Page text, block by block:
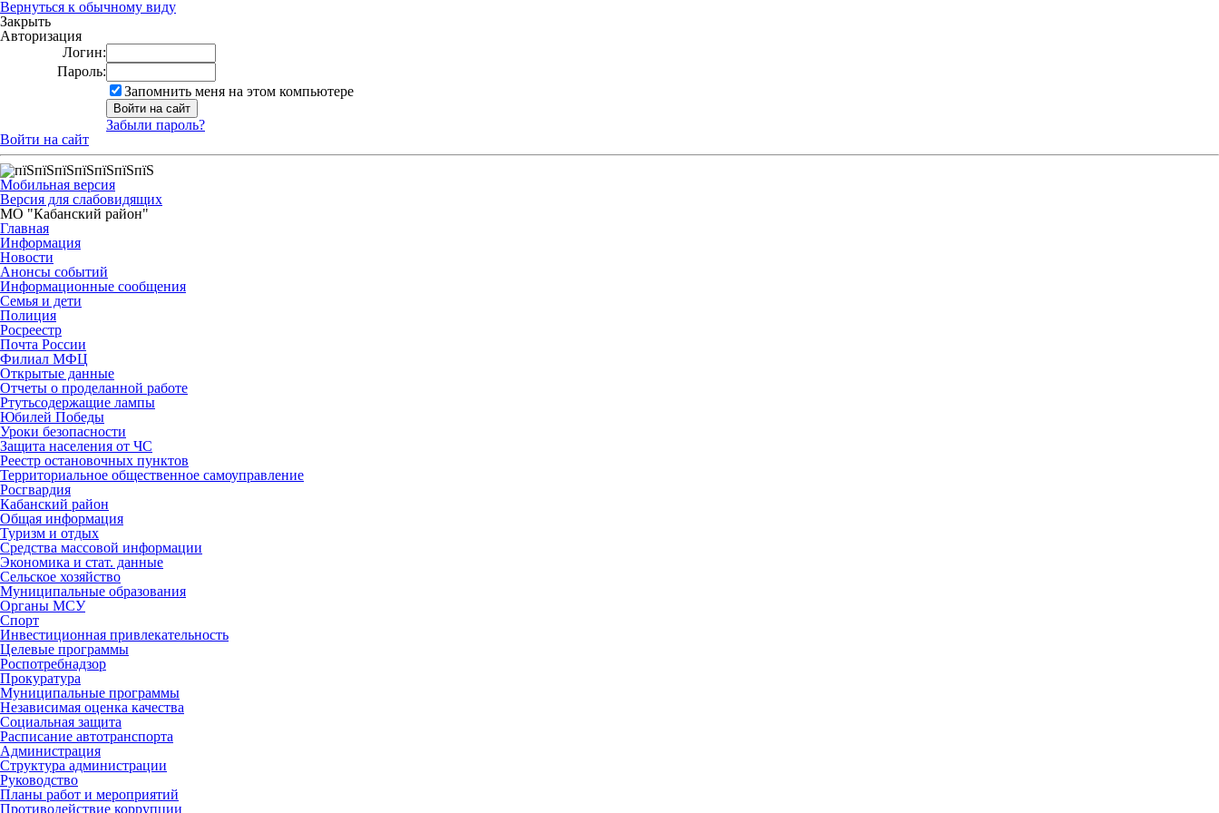
Вернуться к обычному виду
Закрыть
Авторизация
Логин:
Пароль:
Запомнить меня на этом компьютере
Забыли пароль?
Войти на сайт
Мобильная версия
Версия для слабовидящих
МО "Кабанский район"
Главная
Информация
Новости
Анонсы событий
Информационные сообщения
Семья и дети
Полиция
Росреестр
Почта России
Филиал МФЦ
Открытые данные
Отчеты о проделанной работе
Ртутьсодержащие лампы
Юбилей Победы
Уроки безопасности
Защита населения от ЧС
Реестр остановочных пунктов
Территориальное общественное самоуправление
Росгвардия
Кабанский район
Общая информация
Туризм и отдых
Средства массовой информации
Экономика и стат. данные
Сельское хозяйство
Муниципальные образования
Органы МСУ
Спорт
Инвестиционная привлекательность
Целевые программы
Роспотребнадзор
Прокуратура
Муниципальные программы
Независимая оценка качества
Социальная защита
Расписание автотранспорта
Администрация
Структура администрации
Руководство
Планы работ и мероприятий
Противодействие коррупции